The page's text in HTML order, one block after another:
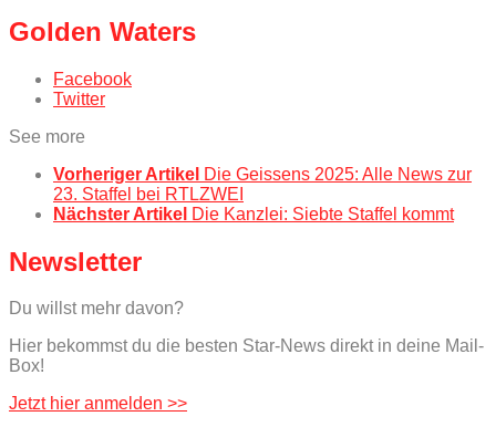
Golden Waters
Facebook
Twitter
See more
Vorheriger Artikel Die Geissens 2025: Alle News zur
23. Staffel bei RTLZWEI
Nächster Artikel Die Kanzlei: Siebte Staffel kommt
Newsletter
Du willst mehr davon?
Hier bekommst du die besten Star-News direkt in deine Mail-
Box!
Jetzt hier anmelden >>